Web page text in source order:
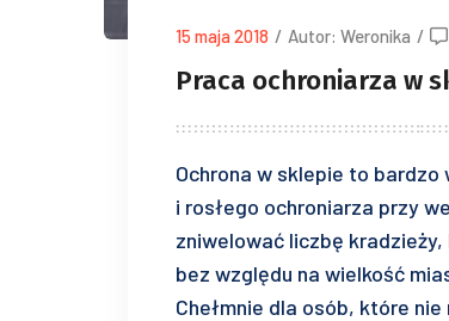
15 maja 2018 / Autor: Weronika /
Praca ochroniarza w
Ochrona w sklepie to
i rosłego ochroniarza przy
zniwelować liczbę
bez względu na wielkość
Chełmnie dla osób, które